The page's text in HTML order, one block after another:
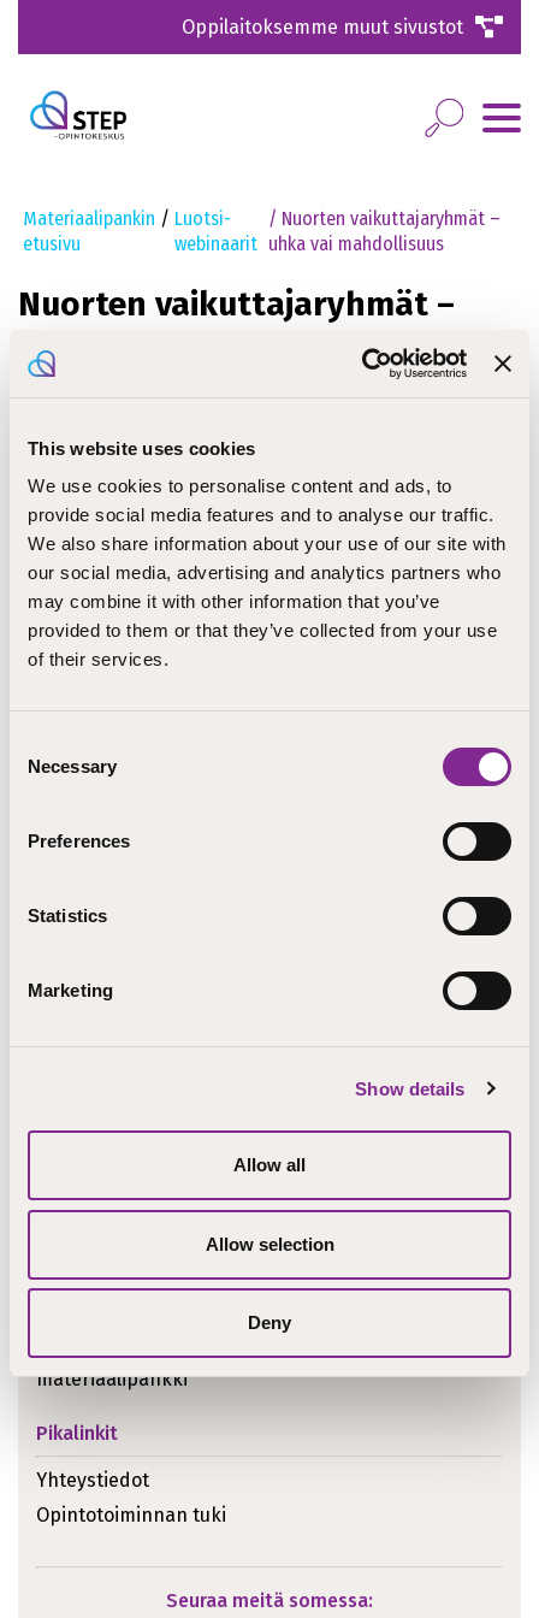
This website uses cookies
We use cookies to personalise content and ads, to
provide social media features and to analyse our traffic.
We also share information about your use of our site with
our social media, advertising and analytics partners who
may combine it with other information that you’ve
provided to them or that they’ve collected from your use
of their services.
Selection
Necessary
Preferences
Statistics
Marketing
Show details
Allow all
Allow selection
Deny
Oppilaitoksemme muut sivustot
Materiaalipankin
etusivu
/ Luotsi-
webinaarit
/ Nuorten vaikuttajaryhmät –
uhka vai mahdollisuus
Nuorten vaikuttajaryhmät –
uhka vai mahdollisuus
seurakuntien toiminnassa, ja niiden
toimintaan kannattaa panostaa
monipuolisesti ja yhteisöllisesti.
Miten seurakunnat voivat tukea Nuorten
vaikuttajaryhmiä?
Millaisia kokemuksia on saatu Nuorten
vaikuttajaryhmien toiminnasta?
Millaisia haasteita on kohdattu ja miten
Lasten ja Nuorten keskus.
Luottamushenkilöiden
materiaalipankki
Pikalinkit
Yhteystiedot
Opintotoiminnan tuki
Seuraa meitä somessa: